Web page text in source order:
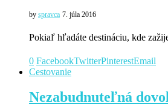
by spravca 7. júla 2016
Pokiaľ hľadáte destináciu, kde
0 FacebookTwitterPinterestEmail
Cestovanie
Nezabudnuteľná